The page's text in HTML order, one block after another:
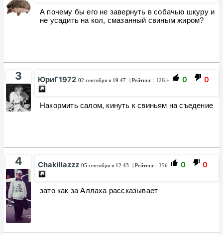
А почему бы его не завернуть в собачью шкуру и
не усадить на кол, смазанный свиным жиром?
3 ЮриГ1972 02 сентября в 19:47 | Рейтинг : 12K+ 0 0
Накормить салом, кинуть к свиньям на съедение
4 Chakillazzz 05 сентября в 12:43 | Рейтинг : 356 0 0
зато как за Аллаха рассказывает